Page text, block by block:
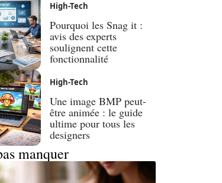
High-Tech
Pourquoi les Snag it :
avis des experts
soulignent cette
fonctionnalité
High-Tech
Une image BMP peut-
être animée : le guide
ultime pour tous les
designers
manquer